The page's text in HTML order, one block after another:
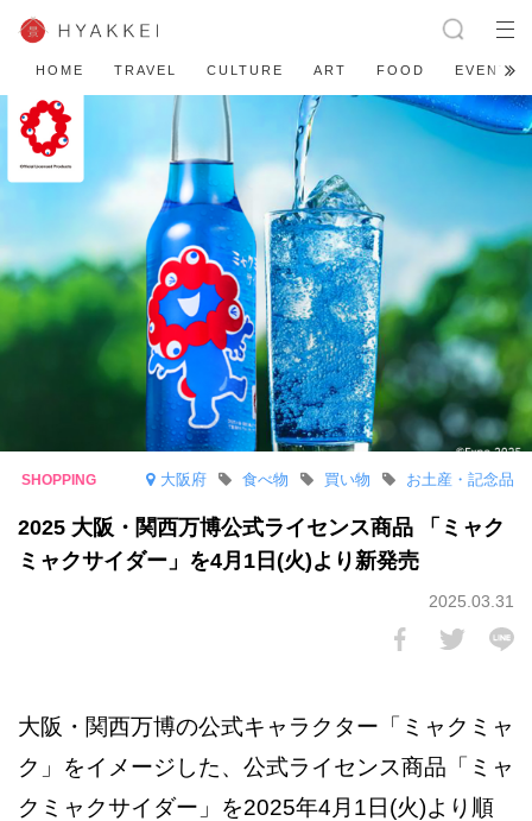
HOME TRAVEL CULTURE ART FOOD EVENT
大阪府 お土産・記念品
買い物
食べ物
2025 大阪・関西万博公式ライセンス商品 「ミャク
ミャクサイダー」を4月1日(火)より新発売
2025.03.31
大阪・関西万博の公式キャラクター「ミャクミャ
ク」をイメージした、公式ライセンス商品「ミャ
クミャクサイダー」を2025年4月1日(火)より順